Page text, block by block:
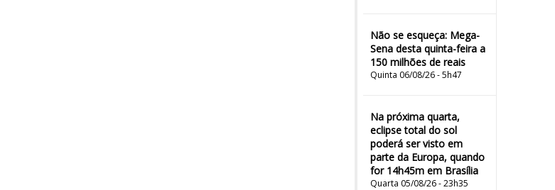
Não se esqueça: Mega-
Sena desta quinta-feira a
150 milhões de reais
Quinta 06/08/26 - 5h47
Na próxima quarta,
eclipse total do sol
poderá ser visto em
parte da Europa, quando
for 14h45m em Brasília
Quarta 05/08/26 - 23h35